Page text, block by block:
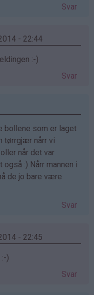
Svar
- 22:44
:-)
Svar
bollene som er laget
tørrgjær nårr vi
når det var
:) Nårr mannen i
de jo bare være
Svar
- 22:45
)
Svar